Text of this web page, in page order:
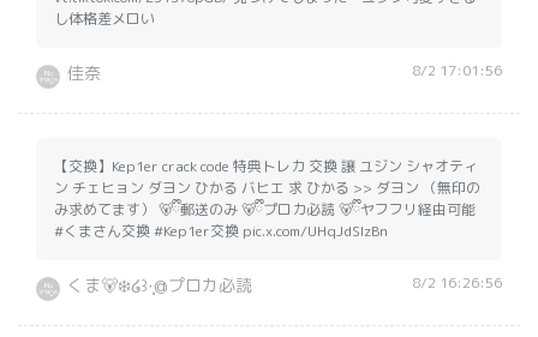
し体格差メロい
佳奈 8/2 17:01:56
【交換】Kep1er crack code 特典トレカ 交換 譲 ユジン シャオティ
ン チェヒョン ダヨン ひかる バヒエ 求 ひかる >> ダヨン （無印の
み求めてます） 🐻ྀི郵送のみ 🐻ྀིプロカ必読 🐻ྀིヤフフリ経由可能
#くまさん交換 #Kep1er交換 pic.x.com/UHqJdSlzBn
くま🐻‍❄️໒꒱·̩͙@プロカ必読 8/2 16:26:56